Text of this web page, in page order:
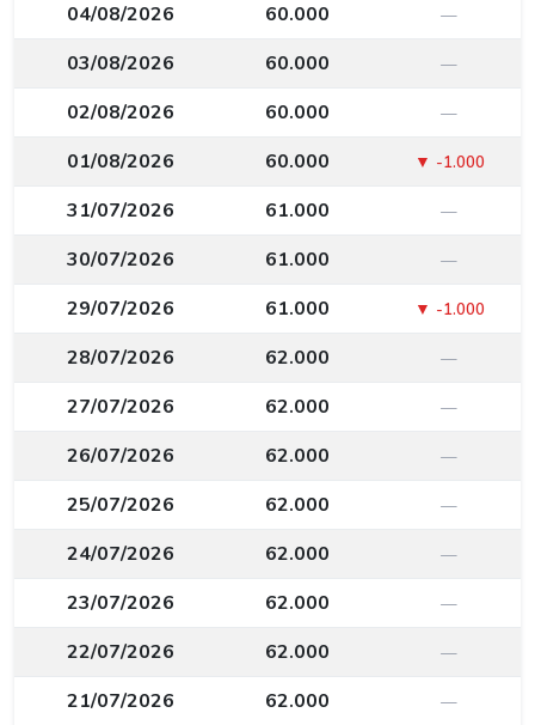
04/08/2026 60.000 —
03/08/2026 60.000 —
02/08/2026 60.000 —
01/08/2026 60.000 ▼ -1.000
31/07/2026 61.000 —
30/07/2026 61.000 —
29/07/2026 61.000 ▼ -1.000
28/07/2026 62.000 —
27/07/2026 62.000 —
26/07/2026 62.000 —
25/07/2026 62.000 —
24/07/2026 62.000 —
23/07/2026 62.000 —
22/07/2026 62.000 —
21/07/2026 62.000 —